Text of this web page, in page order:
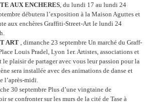
AUX ENCHERES, du lundi 17 au lundi 24
débutera l’exposition à la Maison Aguttes et
aux enchères Graffiti-Street-Art le lundi 24
ART , dimanche 23 septembre Un marché du Graff-
Louis Pradel, Lyon 1er. Artistes, associations et
le plaisir de partager avec vous leur passion pour la
sera installée avec des animations de danse et
l’après-midi.
30 septembre Plus d’une vingtaine de
se confronter sur les murs de la cité de Tase à